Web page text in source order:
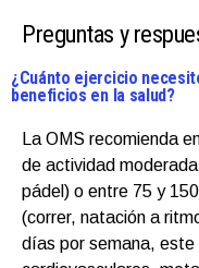
Preguntas y
¿Cuánto ejercicio
beneficios en la salud?
La OMS recomienda
de actividad
pádel) o entre 75 y
(correr, natación a
días por semana, este